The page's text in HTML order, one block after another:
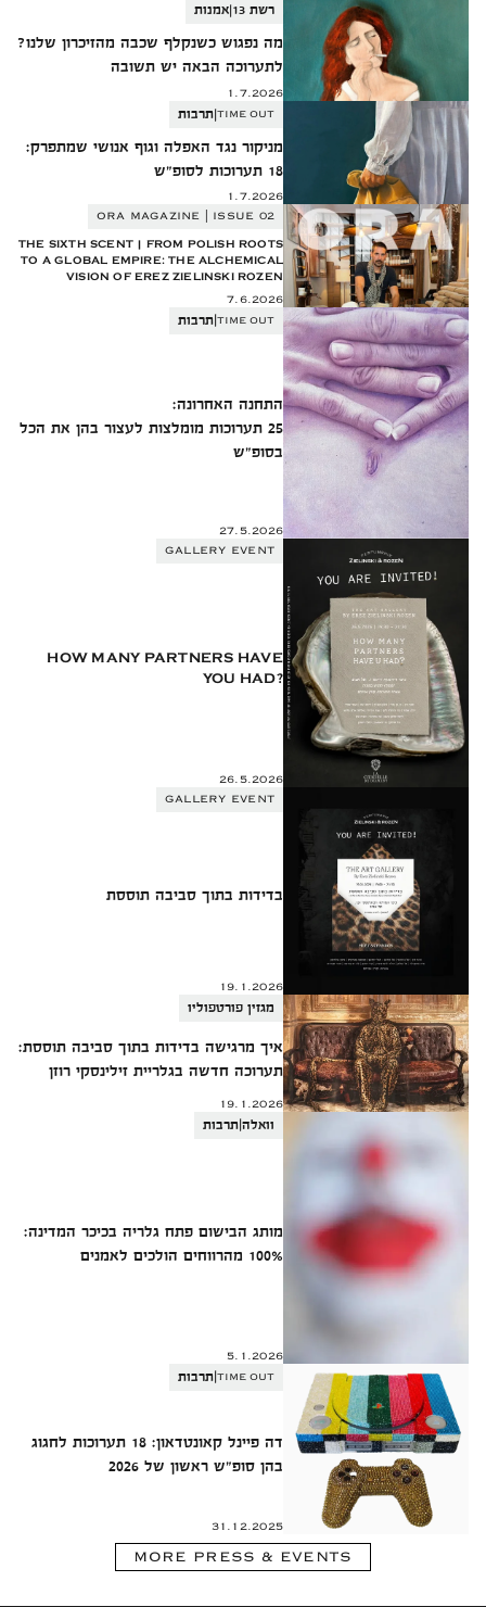
רשת 13 |אמנות
מה נפגוש כשנקלף שכבה מהזיכרון שלנו?
לתערוכה הבאה יש תשובה
1.7.2026
TIME OUT
|תרבות
מניקור נגד האפלה וגוף אנושי שמתפרק:
18 תערוכות לסופ"ש
1.7.2026
ORA MAGAZINE | ISSUE 02
THE SIXTH SCENT | FROM POLISH ROOTS
TO A GLOBAL EMPIRE: THE ALCHEMICAL
VISION OF EREZ ZIELINSKI ROZEN
7.6.2026
TIME OUT תרבות
התחנה האחרונה:
25 תערוכות מומלצות לעצור בהן את הכל
בסופ"ש
27.5.2026
GALLERY EVENT
HOW MANY PARTNERS HAVE
YOU HAD?
26.5.2026
GALLERY EVENT
בדידות בתוך סביבה תוססת
19.1.2026
מגזין פורטפוליו
איך מרגישה בדידות בתוך סביבה תוססת:
תערוכה חדשה בגלריית זילינסקי רוזן
19.1.2026
וואלה תרבות
מותג הבישום פתח גלריה בכיכר המדינה:
100% מהרווחים הולכים לאמנים
5.1.2026
TIME OUT תרבות
דה פיינל קאונטדאון: 18 תערוכות לחגוג
בהן סופ"ש ראשון של 2026
31.12.2025
MORE PRESS & EVENTS